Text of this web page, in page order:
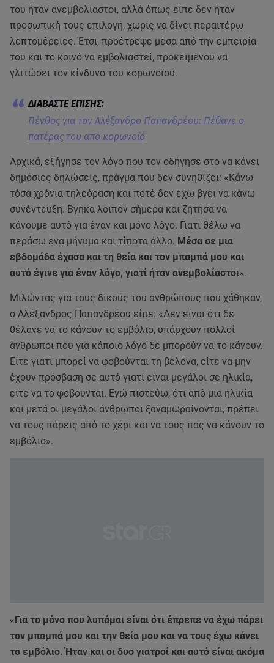
του ήταν ανεμβολίαστοι, αλλά όπως είπε δεν ήταν
προσωπική τους επιλογή, χωρίς να δίνει περαιτέρω
λεπτομέρειες. Έτσι, προέτρεψε μέσα από την εμπειρία
του και το κοινό να εμβολιαστεί, προκειμένου να
γλιτώσει τον κίνδυνο του κορωνοϊού.
Πένθος για τον Αλέξανδρο Παπανδρέου: Πέθανε ο
πατέρας του από κορωνοϊό
Αρχικά, εξήγησε τον λόγο που τον οδήγησε στο να κάνει
δημόσιες δηλώσεις, πράγμα που δεν συνηθίζει: «Κάνω
τόσα χρόνια τηλεόραση και ποτέ δεν έχω βγει να κάνω
συνέντευξη. Βγήκα λοιπόν σήμερα και ζήτησα να
κάνουμε αυτό για έναν και μόνο λόγο. Γιατί θέλω να
περάσω ένα μήνυμα και τίποτα άλλο. Μέσα σε μια
εβδομάδα έχασα και τη θεία και τον μπαμπά μου και
αυτό έγινε για έναν λόγο, γιατί ήταν ανεμβολίαστοι».
Μιλώντας για τους δικούς του ανθρώπους που χάθηκαν,
ο Αλέξανδρος Παπανδρέου είπε: «Δεν είναι ότι δε
θέλανε να το κάνουν το εμβόλιο, υπάρχουν πολλοί
άνθρωποι που για κάποιο λόγο δε μπορούν να το κάνουν.
Είτε γιατί μπορεί να φοβούνται τη βελόνα, είτε να μην
έχουν πρόσβαση σε αυτό γιατί είναι μεγάλοι σε ηλικία,
είτε να το φοβούνται. Εγώ πιστεύω, ότι από μια ηλικία
και μετά οι μεγάλοι άνθρωποι ξαναμωραίνονται, πρέπει
να τους πάρεις από το χέρι και να τους πας να κάνουν το
εμβόλιο».
«Για το μόνο που λυπάμαι είναι ότι έπρεπε να έχω πάρει
τον μπαμπά μου και την θεία μου και να τους έχω κάνει
το εμβόλιο. Ήταν και οι δυο γιατροί και αυτό είναι ακόμα